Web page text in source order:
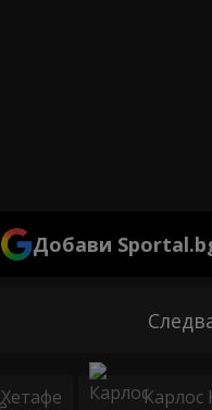
Добави
Хетафе Карлос